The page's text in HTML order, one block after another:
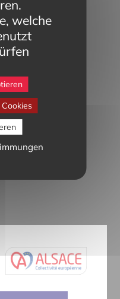
welche